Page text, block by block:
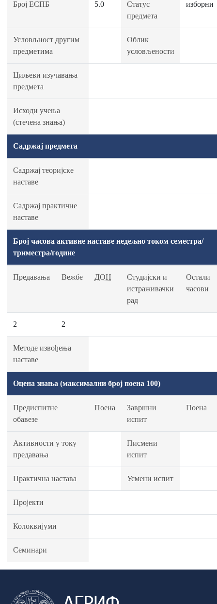
Број ЕСПБ 5.0
Статус
предмета
изборни
Условљност другим
предметима
Облик
условљености
Циљеви изучавања
предмета
Исходи учења
(стечена знања)
Садржај предмета
Садржај теоријске
наставе
Садржај практичне
наставе
Број часова активне наставе недељно током семестра/
триместра/године
Предавања Вежбе ДОН
Студијски и
истраживачки
рад
Остали
часови
2 2
Методе извођења
наставе
Оцена знања (максимални број поена 100)
Предиспитне
обавезе
Поена
Завршни
испит
Поена
Активности у току
предавања
Писмени
испит
Практична настава Усмени испит
Пројекти
Колоквијуми
Семинари